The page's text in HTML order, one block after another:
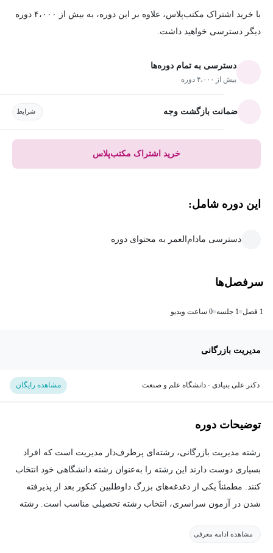
با خرید اشتراک مکتب‌پلاس، علاوه بر این دوره، به بیش از ۴،۰۰۰ دوره
دیگر دسترسی خواهید داشت.
دسترسی به تمام دوره‌ها
بیش از ۴،۰۰۰ دوره
ضمانت بازگشت وجه شرایط
خرید اشتراک مکتب‌پلاس
این دوره شامل:
دسترسی مادام‌العمر به محتوای دوره
سرفصل‌ها
1 فصل 1 جلسه 0 ساعت ویدیو
مدیریت بازرگانی
دکتر علی بنیادی - دانشگاه علم و صنعت مشاهده رایگان
توضیحات دوره
رشته مدیریت بازرگانی، رشته‌ای پرطرف‌دار مدیریت است که افراد
بسیاری دوست دارند این رشته را به‌عنوان رشته دانشگاهی خود انتخاب
کنند. مطمئناً یکی از دغدغه‌های بزرگ داوطلبین کنکور بعد از پذیرفته
شدن در آزمون سراسری، انتخاب رشته تحصیلی مناسب است. رشته
بازار کار مناسب و آینده شغلی درخور توجهی برایشان ایجاد کند.
مشاهده ادامه معرفی